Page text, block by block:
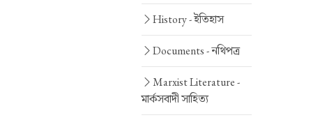
History -ইতিহাস
Documents -নথিপত্র
Marxist Literature -
মার্কসবাদী সাহিত্য